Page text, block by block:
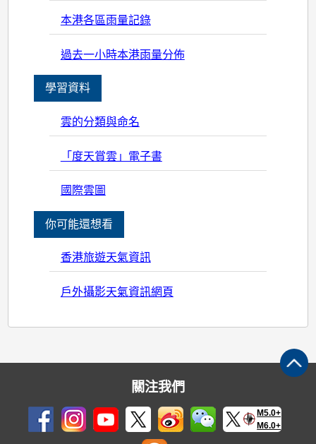
本港各區雨量記錄
過去一小時本港雨量分佈
學習資料
雲的分類與命名
「度天賞雲」電子書
國際雲圖
你可能還想看
香港旅遊天氣資訊
戶外攝影天氣資訊網頁
關注我們
M5.0+
M6.0+